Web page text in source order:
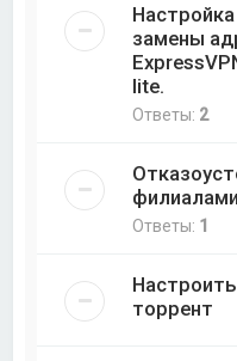
замены
lite.
Ответы: 2
филиалами
Ответы: 1
торрент